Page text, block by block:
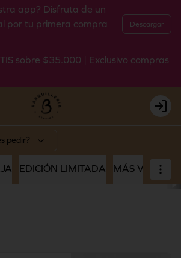
app? Disfruta de un
por tu primera compra
Descargar
sobre $35.000 | Exclusivo compras
Login
pedir?
EDICIÓN LIMITADA MÁS